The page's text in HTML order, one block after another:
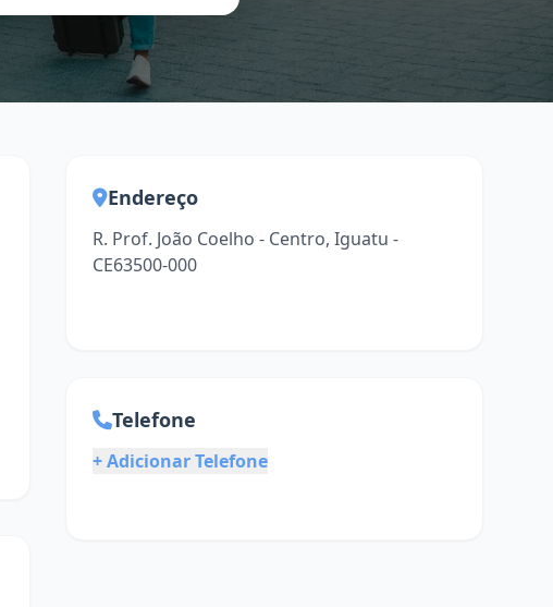
Endereço
R. Prof. João Coelho - Centro, Iguatu -
CE63500-000
Telefone
+ Adicionar Telefone